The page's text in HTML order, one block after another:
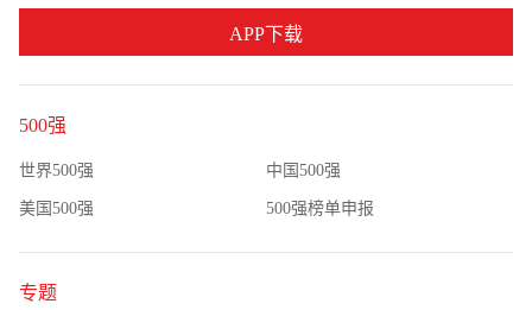
500强
世界500强 中国500强
美国500强 500强榜单申报
专题
APP下载